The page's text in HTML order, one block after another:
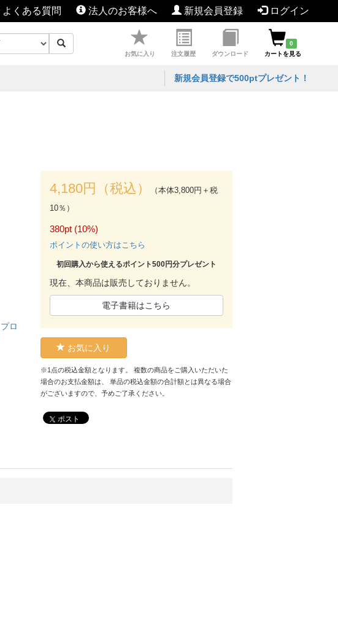
よくある質問 法人のお客様へ 新規会員登録 ログイン
お気に入り 注文履歴 ダウンロード
0
カートを見る
新規会員登録で500ptプレゼント！
プロ
4,180円（税込）
（本体3,800円＋税
10％）
380pt (10%)
ポイントの使い方はこちら
初回購入から使えるポイント500円分プレゼント
現在、本商品は販売しておりません。
電子書籍はこちら
お気に入り
※1点の税込金額となります。 複数の商品をご購入いただいた
場合のお支払金額は、 単品の税込金額の合計額とは異なる場合
がございますので、予めご了承ください。
ポスト